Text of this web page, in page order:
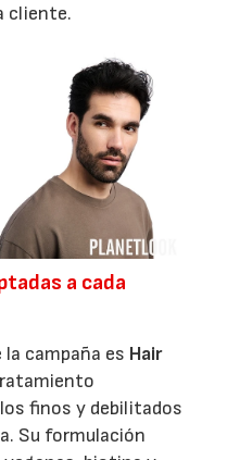
cliente.
a cada
la campaña es Hair
finos y debilitados
Su formulación